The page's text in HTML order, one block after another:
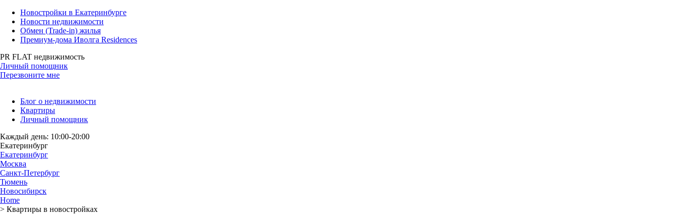
Новостройки в Екатеринбурге
Новости недвижимости
Обмен (Trade-in) жилья
Премиум-дома Иволга Residences
PR FLAT недвижимость
Личный помощник
Перезвоните мне
Блог о недвижимости
Квартиры
Личный помощник
Каждый день: 10:00-20:00
Екатеринбург
Екатеринбург
Москва
Санкт-Петербург
Тюмень
Новосибирск
Home
> Квартиры в новостройках